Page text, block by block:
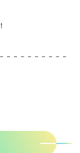
－－－－－－－－－